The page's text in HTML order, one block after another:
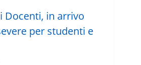
Docenti, in arrivo
per studenti e